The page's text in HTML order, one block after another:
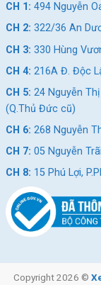
CH 1: 494 Nguyễn
CH 2: 322/36 An
CH 3: 330 Hùng
CH 4: 216A Đ. Độc
CH 5: 24 Nguyễn
(Q.Thủ Đức cũ)
CH 6: 268 Nguyễn
CH 7: 05 Nguyễn
CH 8: 15 Phú Lợi,
Copyright 2026 ©